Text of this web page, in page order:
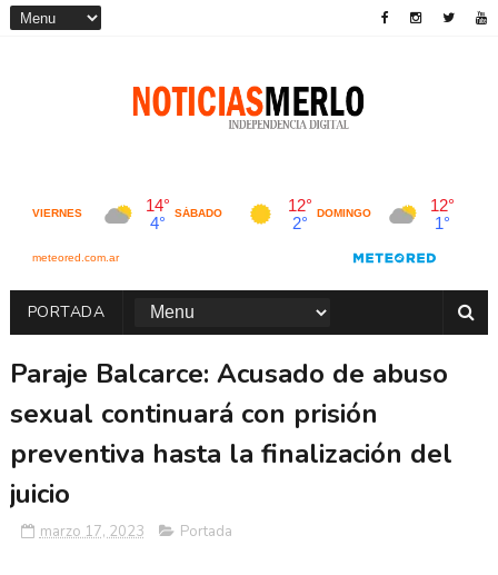
PORTADA
Paraje Balcarce: Acusado de abuso
sexual continuará con prisión
preventiva hasta la finalización del
juicio
marzo 17, 2023 Portada